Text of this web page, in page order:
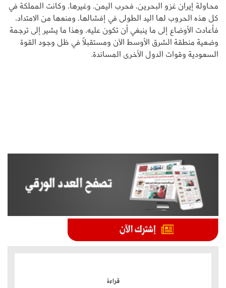
محاولة إيران غزو البحرين، فحرب اليمن، وغيرها، وكانت المملكة في
كل هذه الحروب لها اليد الطولى في إفشالها، ومنعها من الامتداد،
فأعادت الأوضاع إلى ما ينبغي أن تكون عليه، وهذا ما يشير إلى ترجمة
وضعية منطقة الشرق الأوسط الآن ومستقبلاً في ظل وجود القوة
السعودية وقوات الدول الأخرى المساندة.
قراءة